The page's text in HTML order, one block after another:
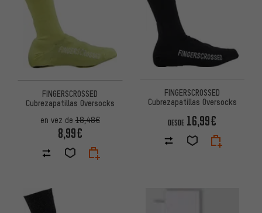
FINGERSCROSSED
Cubrezapatillas Oversocks
en vez de18,48€
8,99€
FINGERSCROSSED
Cubrezapatillas Oversocks
DESDE 16,99€